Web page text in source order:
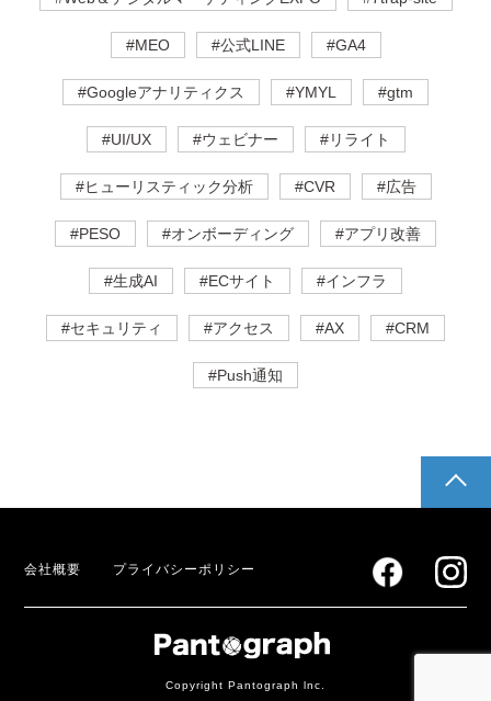
#MEO #公式LINE #GA4
#Googleアナリティクス #YMYL #gtm
#UI/UX #ウェビナー #リライト
#ヒューリスティック分析 #CVR #広告
#PESO #オンボーディング #アプリ改善
#生成AI #ECサイト #インフラ
#セキュリティ #アクセス #AX #CRM
#Push通知
会社概要 プライバシーポリシー
Copyright Pantograph lnc.